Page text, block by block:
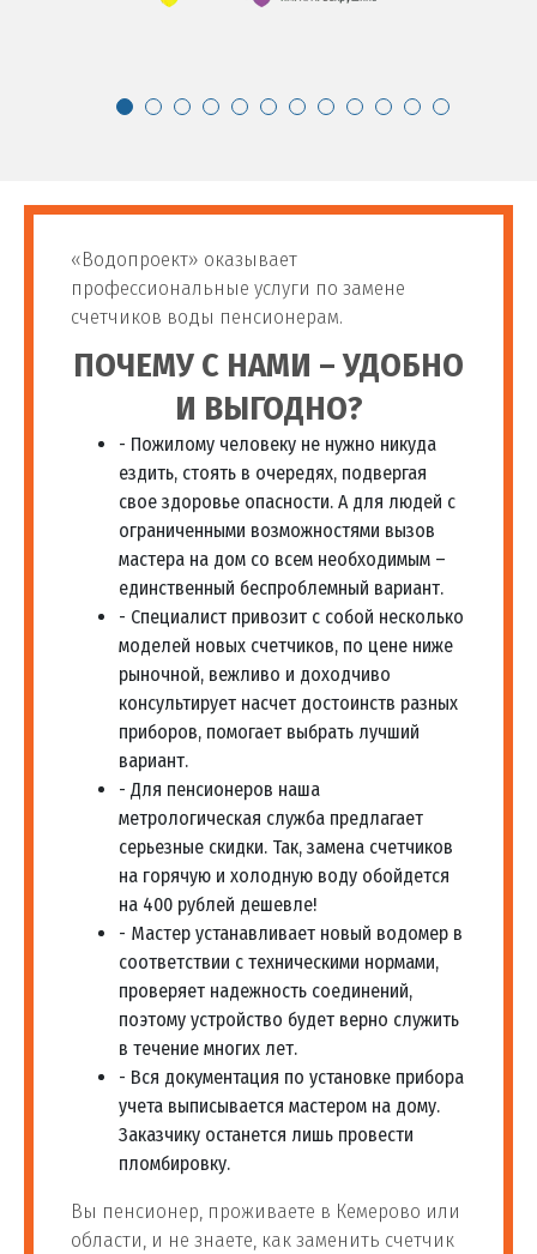
«Водопроект» оказывает
профессиональные услуги по замене
счетчиков воды пенсионерам.
ПОЧЕМУ С НАМИ – УДОБНО
И ВЫГОДНО?
- Пожилому человеку не нужно никуда
ездить, стоять в очередях, подвергая
свое здоровье опасности. А для людей с
ограниченными возможностями вызов
мастера на дом со всем необходимым –
единственный беспроблемный вариант.
- Специалист привозит с собой несколько
моделей новых счетчиков, по цене ниже
рыночной, вежливо и доходчиво
консультирует насчет достоинств разных
приборов, помогает выбрать лучший
вариант.
- Для пенсионеров наша
метрологическая служба предлагает
серьезные скидки. Так, замена счетчиков
на горячую и холодную воду обойдется
на 400 рублей дешевле!
- Мастер устанавливает новый водомер в
соответствии с техническими нормами,
проверяет надежность соединений,
поэтому устройство будет верно служить
в течение многих лет.
- Вся документация по установке прибора
учета выписывается мастером на дому.
Заказчику останется лишь провести
пломбировку.
Вы пенсионер, проживаете в Кемерово или
области, и не знаете, как заменить счетчик